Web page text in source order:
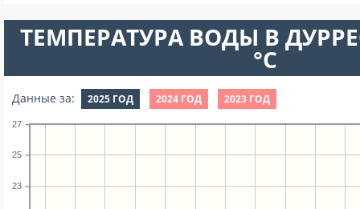
ТЕМПЕРАТУРА ВОДЫ В
°C
Данные за: 2025 ГОД 2024 ГОД 2023 ГОД
23
25
27